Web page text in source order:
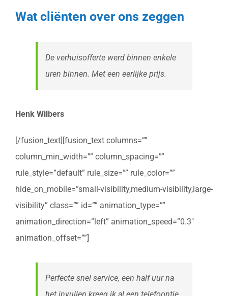
Wat cliënten over ons zeggen
De verhuisofferte werd binnen enkele
uren binnen. Met een eerlijke prijs.
Henk Wilbers
[/fusion_text][fusion_text columns=””
column_min_width=”” column_spacing=””
rule_style=”default” rule_size=”” rule_color=””
hide_on_mobile=”small-visibility,medium-visibility,large-
visibility” class=”” id=”” animation_type=””
animation_direction=”left” animation_speed=”0.3″
animation_offset=””]
Perfecte snel service, een half uur na
het invullen kreeg ik al een telefoontje.